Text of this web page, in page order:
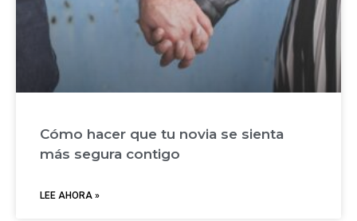
Cómo hacer que tu novia se sienta
más segura contigo
LEE AHORA »